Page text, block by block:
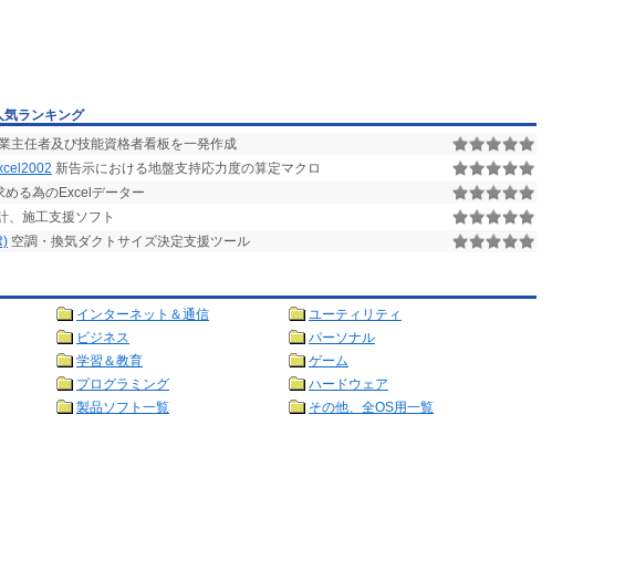
気ランキング
主任者及び技能資格者看板を一発作成
新告示における地盤支持応力度の算定マクロ
める為のExcelデーター
、施工支援ソフト
空調・換気ダクトサイズ決定支援ツール
インターネット＆通信
ユーティリティ
ビジネス
パーソナル
学習＆教育
ゲーム
プログラミング
ハードウェア
製品ソフト一覧 その他、全OS用一覧